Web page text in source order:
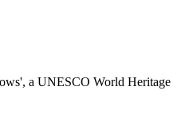
a UNESCO World Heritage